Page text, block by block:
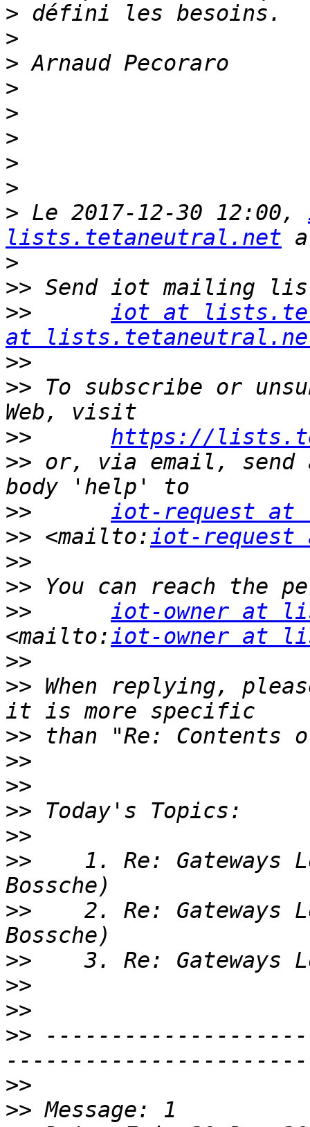
>
>
>
>
>
>
>
>
> Le 2017-12-30 12:00,
lists.tetaneutral.net
>
>>
>>
iot at
at
>>
>> To subscribe or
>>
https://
>> or, via email, send
>>
iot-request
>> <mailto:iot-
>>
>>
>>
iot-owner at
<mailto:iot-owner at
>>
>> When replying,
>>
>>
>>
>>
>>
>>
1. Re: Gateways
>>
2. Re: Gateways
>>
>>
>>
>>
>>
>>